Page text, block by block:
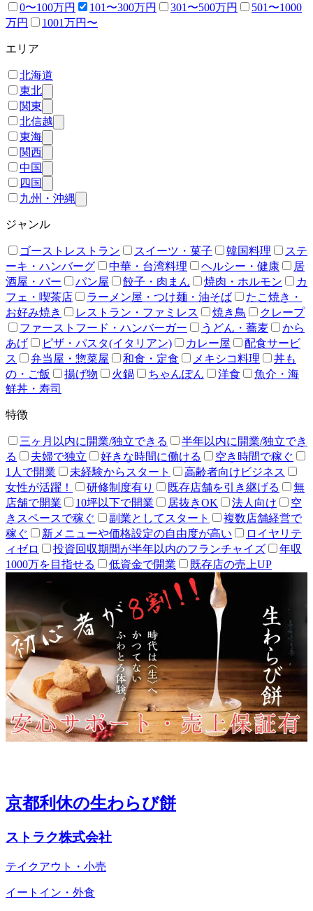
0〜100万円 101〜300万円 301〜500万円
501〜1000
万円
1001万円〜
エリア
北海道
東北
関東
北信越
東海
関西
中国
四国
九州・沖縄
ジャンル
ゴーストレストラン スイーツ・菓子 韓国料理
ステ
ーキ・ハンバーグ
中華・台湾料理 ヘルシー・健康
居
酒屋・バー
パン屋 餃子・肉まん 焼肉・ホルモン
カ
フェ・喫茶店
ラーメン屋・つけ麺・油そば
たこ焼き・
お好み焼き
レストラン・ファミレス 焼き鳥
クレープ
ファーストフード・ハンバーガー
うどん・蕎麦
から
あげ
ピザ・パスタ(イタリアン) カレー屋
配食サービ
ス
弁当屋・惣菜屋 和食・定食 メキシコ料理
丼も
の・ご飯
揚げ物 火鍋 ちゃんぽん 洋食
魚介・海
鮮丼・寿司
特徴
三ヶ月以内に開業/独立できる
半年以内に開業/独立でき
る
夫婦で独立 好きな時間に働ける
空き時間で稼ぐ
1人で開業
未経験からスタート
高齢者向けビジネス
女性が活躍！
研修制度有り 既存店舗を引き継げる
無
店舗で開業
10坪以下で開業 居抜きOK 法人向け
空
きスペースで稼ぐ
副業としてスタート
複数店舗経営で
稼ぐ
新メニューや価格設定の自由度が高い
ロイヤリテ
ィゼロ
投資回収期間が半年以内のフランチャイズ
年収
1000万を目指せる
低資金で開業 既存店の売上UP
京都利休の生わらび餅
ストラク株式会社
テイクアウト・小売
イートイン・外食